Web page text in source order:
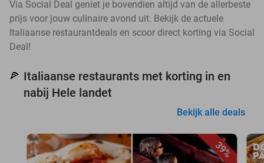
Via Social Deal geniet je bovendien altijd van de allerbeste
prijs voor jouw culinaire avond uit. Bekijk de actuele
Italiaanse restaurantdeals en scoor direct korting via Social
Deal!
🍕 Italiaanse restaurants met korting in en
nabij Hele landet
Bekijk alle deals
39%